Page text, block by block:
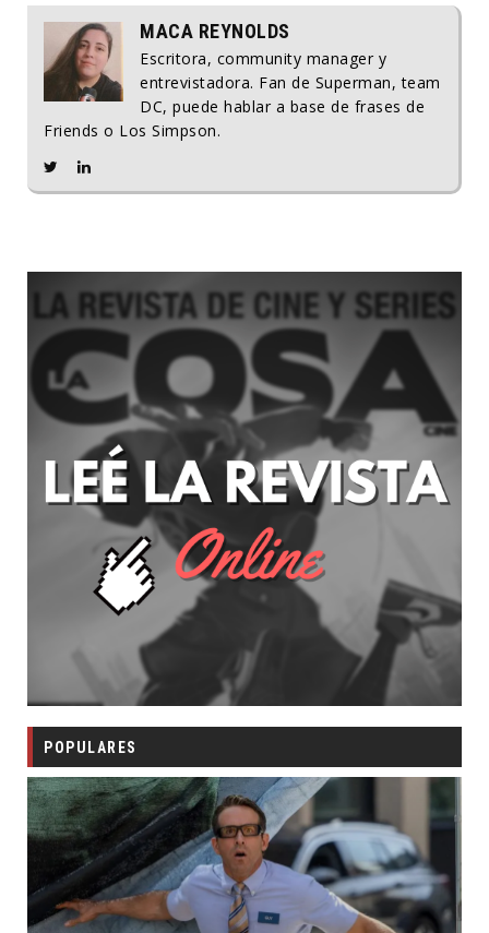
MACA REYNOLDS
Escritora, community manager y
entrevistadora. Fan de Superman, team
DC, puede hablar a base de frases de
Friends o Los Simpson.
POPULARES